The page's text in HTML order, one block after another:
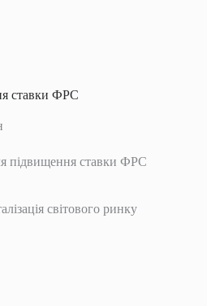
ставки ФРС
підвищення ставки ФРС
світового ринку